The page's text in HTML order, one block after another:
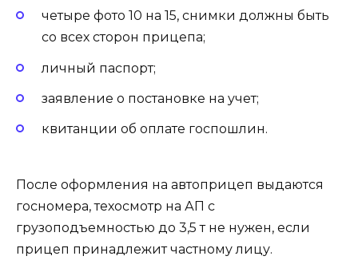
четыре фото 10 на 15, снимки должны быть
со всех сторон прицепа;
личный паспорт;
заявление о постановке на учет;
квитанции об оплате госпошлин.
После оформления на автоприцеп выдаются
госномера, техосмотр на АП с
грузоподъемностью до 3,5 т не нужен, если
прицеп принадлежит частному лицу.